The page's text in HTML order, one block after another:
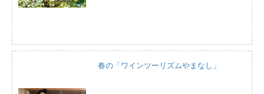
春の「ワインツーリズムやまなし」